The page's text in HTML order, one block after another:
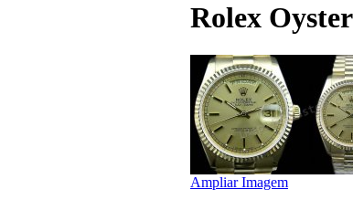
Rolex
Ampliar Imagem